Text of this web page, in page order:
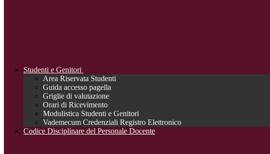
Studenti e Genitori
Area Riservata Studenti
Guida accesso pagella
Griglie di valutazione
Orari di Ricevimento
Modulistica Studenti e Genitori
Vademecum Credenziali Registro Elettronico
Codice Disciplinare del Personale Docente